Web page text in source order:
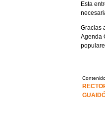
Esta
Gracias
Agenda